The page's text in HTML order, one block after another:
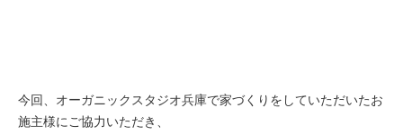
今回、 オーガニックスタジオ兵庫で家づくりをしていただいたお
施主様に ご協力いただき、